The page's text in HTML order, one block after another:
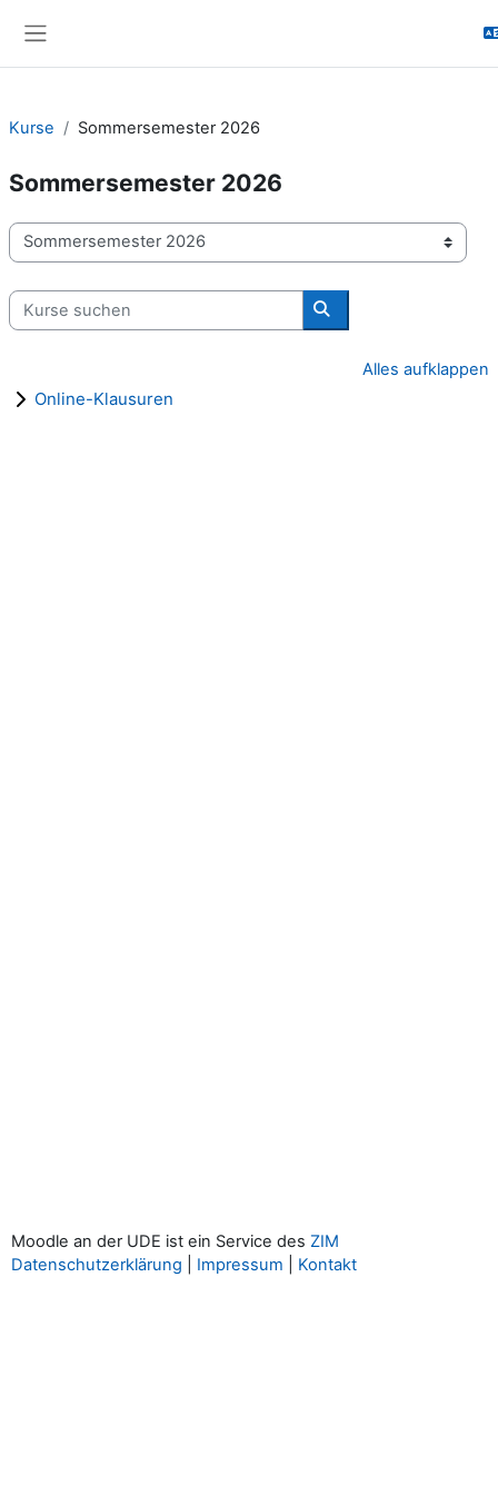
Kurse Sommersemester 2026
Sommersemester 2026
Kursbereiche
Kurse suchen
Kurse suchen
Alles aufklappen
Online-Klausuren
Moodle an der UDE ist ein Service des ZIM
Datenschutzerklärung
Impressum Kontakt